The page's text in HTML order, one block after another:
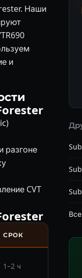
Наши
и
разгоне
CVT
СРОК
1–2 ч